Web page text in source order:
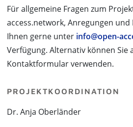
Für allgemeine Fragen zum
access.network, Anregungen
Ihnen gerne unter info@open-
Verfügung. Alternativ können Sie
Kontaktformular verwenden.
PROJEKTKOORDINATION
Dr. Anja Oberländer